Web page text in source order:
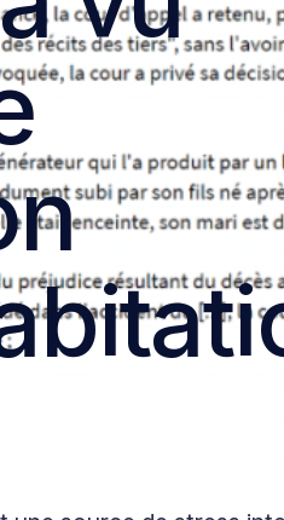
Assurance
Assurance
Assurance